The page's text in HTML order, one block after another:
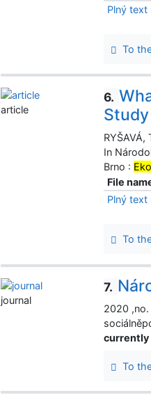
Plný text
To
6.
Study
In
Brno :
File
Plný text
To
article
7.
2020
currently
To
journal